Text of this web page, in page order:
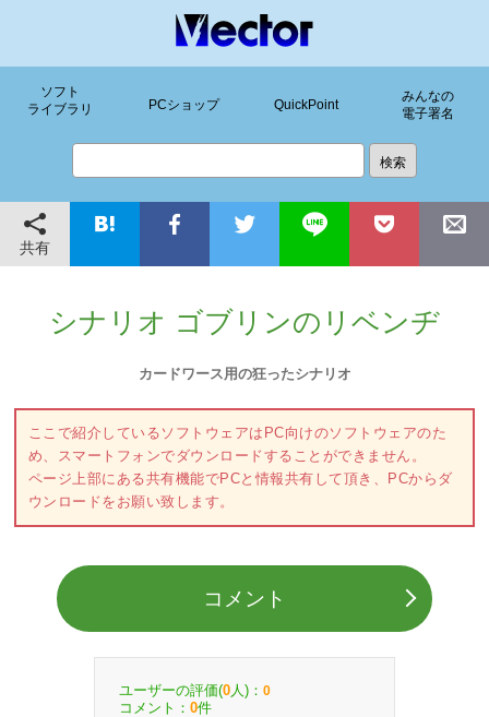
ソフト
ライブラリ
PCショップ QuickPoint
みんなの
電子署名
共有
シナリオ ゴブリンのリベンヂ
カードワース用の狂ったシナリオ
ここで紹介しているソフトウェアはPC向けのソフトウェアのた
め、スマートフォンでダウンロードすることができません。
ページ上部にある共有機能でPCと情報共有して頂き、PCからダ
ウンロードをお願い致します。
コメント
ユーザーの評価(0 人)： 0
コメント： 0件